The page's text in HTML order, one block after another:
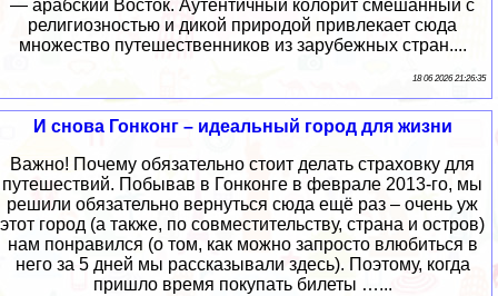
— арабский Восток. Аутентичный колорит смешанный с
религиозностью и дикой природой привлекает сюда
множество путешественников из зарубежных стран....
18 06 2026 21:26:35
И снова Гонконг – идеальный город для жизни
Важно! Почему обязательно стоит делать страховку для
путешествий. Побывав в Гонконге в феврале 2013-го, мы
решили обязательно вернуться сюда ещё раз – очень уж
этот город (а также, по совместительству, страна и остров)
нам понравился (о том, как можно запросто влюбиться в
него за 5 дней мы рассказывали здесь). Поэтому, когда
пришло время покупать билеты …...